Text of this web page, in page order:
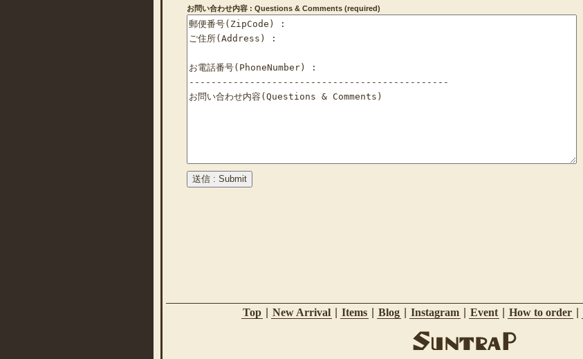
お問い合わせ内容 : Questions & Comments (required)
Top New Arrival Items Blog Instagram Event How to order